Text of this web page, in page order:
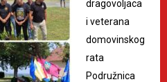
dragovoljaca
i veterana
domovinskog
rata
Podružnica